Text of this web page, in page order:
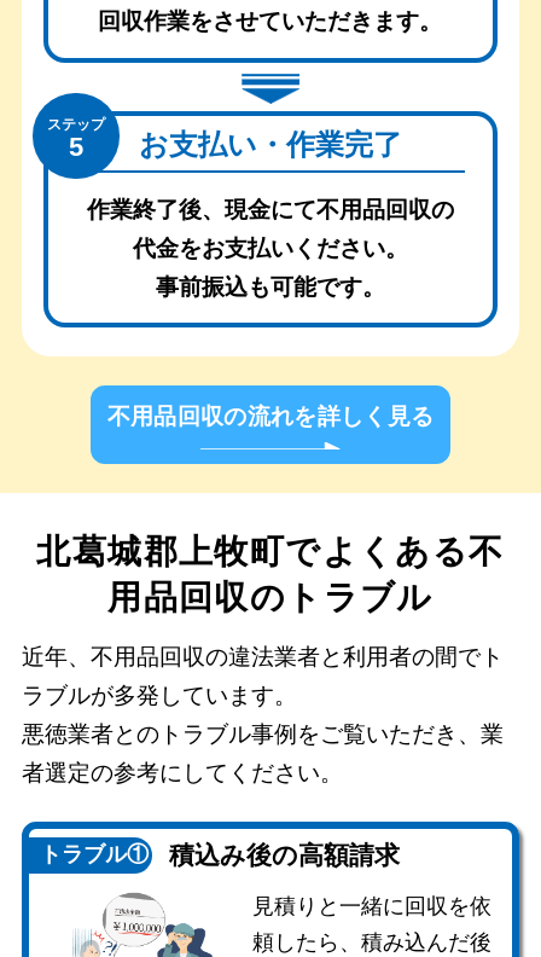
回収作業をさせていただきます。
ステップ
5 お支払い・作業完了
作業終了後、現金にて不用品回収の
代金をお支払いください。
事前振込も可能です。
不用品回収の流れを詳しく見る
北葛城郡上牧町でよくある不
用品回収のトラブル
近年、不用品回収の違法業者と利用者の間でト
ラブルが多発しています。
悪徳業者とのトラブル事例をご覧いただき、業
者選定の参考にしてください。
トラブル① 積込み後の高額請求
見積りと一緒に回収を依
頼したら、積み込んだ後